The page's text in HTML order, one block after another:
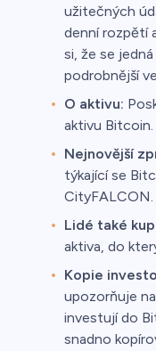
užitečných
denní rozpětí
si, že se
podrobnější
O aktivu:
aktivu Bitcoin.
Nejnovější
týkající se
CityFALCON.
Lidé také
aktiva, do
Kopie
upozorňuje
investují do
snadno